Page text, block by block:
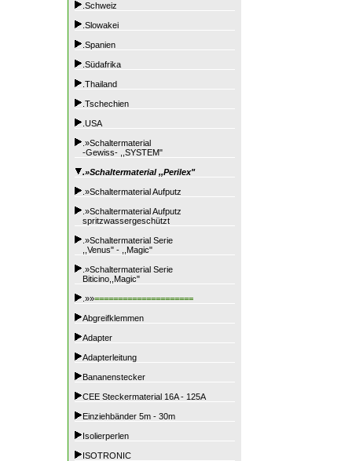
.Schweiz
.Slowakei
.Spanien
.Südafrika
.Thailand
.Tschechien
.USA
.»Schaltermaterial
-Gewiss- ,,SYSTEM"
.»Schaltermaterial ,,Perilex"
.»Schaltermaterial Aufputz
.»Schaltermaterial Aufputz
spritzwassergeschützt
.»Schaltermaterial Serie
,,Venus" - ,,Magic"
.»Schaltermaterial Serie
Biticino,,Magic"
.»»=====================
Abgreifklemmen
Adapter
Adapterleitung
Bananenstecker
CEE Steckermaterial 16A - 125A
Einziehbänder 5m - 30m
Isolierperlen
ISOTRONIC